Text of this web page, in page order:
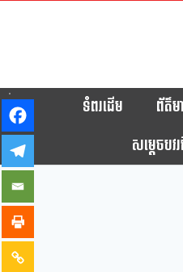
ទំពរដើម ព័ត៌
សម្តេចប